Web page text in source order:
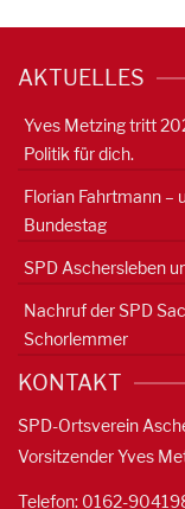
AKTUELLES
Yves Metzing tritt
Politik für dich.
Florian Fahrtmann –
Bundestag
SPD Aschersleben
Nachruf der SPD
Schorlemmer
KONTAKT
SPD-Ortsverein
Vorsitzender Yves
Telefon: 0162-